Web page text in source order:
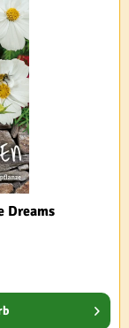
Dreams